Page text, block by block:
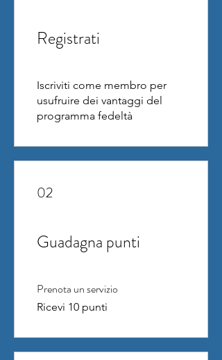
Registrati
Iscriviti come membro per
usufruire dei vantaggi del
programma fedeltà
02
Guadagna punti
Prenota un servizio
Ricevi 10 punti